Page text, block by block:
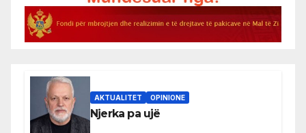
AKTUALITET OPINIONE
Njerka pa ujë